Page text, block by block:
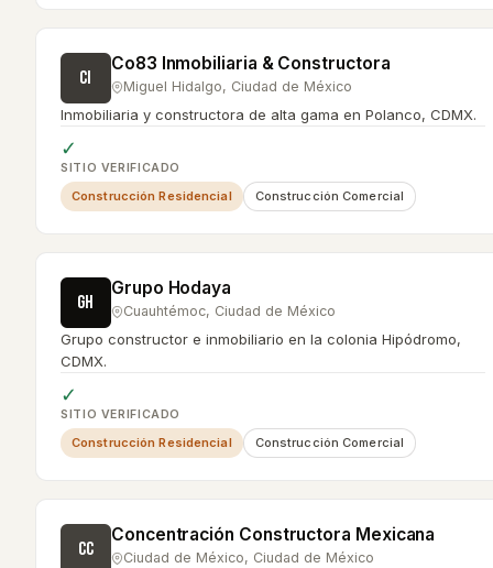
CI
Co83 Inmobiliaria & Constructora
Miguel Hidalgo, Ciudad de México
Inmobiliaria y constructora de alta gama en Polanco, CDMX.
✓
SITIO VERIFICADO
Construcción Residencial Construcción Comercial
GH
Grupo Hodaya
Cuauhtémoc, Ciudad de México
Grupo constructor e inmobiliario en la colonia Hipódromo,
CDMX.
✓
SITIO VERIFICADO
Construcción Residencial Construcción Comercial
CC
Concentración Constructora Mexicana
Ciudad de México, Ciudad de México